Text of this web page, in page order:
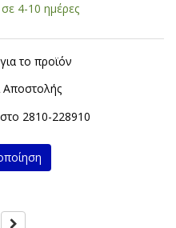
4-10 ημέρες
το προϊόν
Αποστολής
2810-228910